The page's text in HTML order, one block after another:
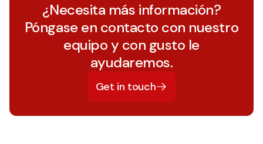
¿Necesita más información?
Póngase en contacto con nuestro
equipo y con gusto le
ayudaremos.
Get in touch